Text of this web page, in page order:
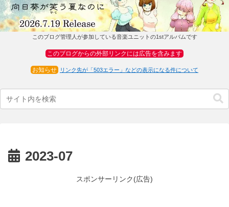
このブログ管理人が参加している音楽ユニットの1stアルバムです
このブログからの外部リンクには広告を含みます
お知らせ リンク先が「503エラー」などの表示になる件について
2023-07
スポンサーリンク(広告)